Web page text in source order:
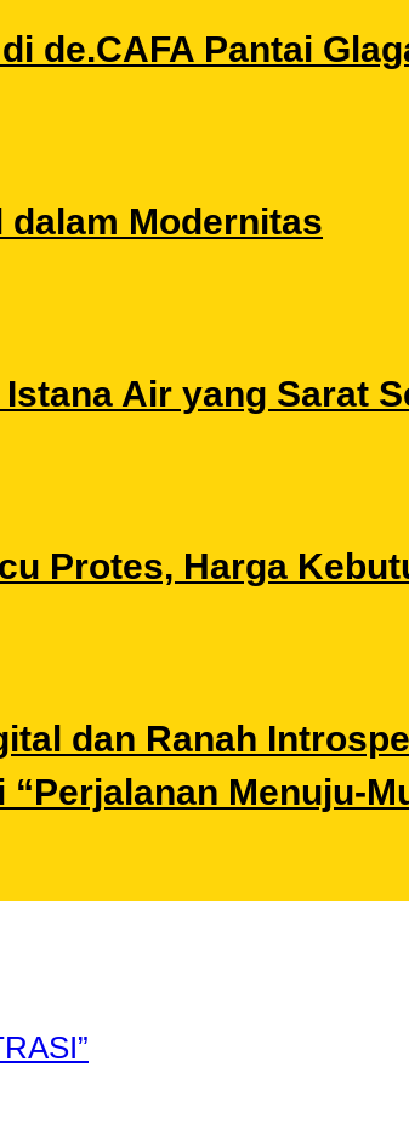
de.CAFA Pantai
Modernitas
Air yang Sarat
Protes, Harga
dan Ranah
Menuju-